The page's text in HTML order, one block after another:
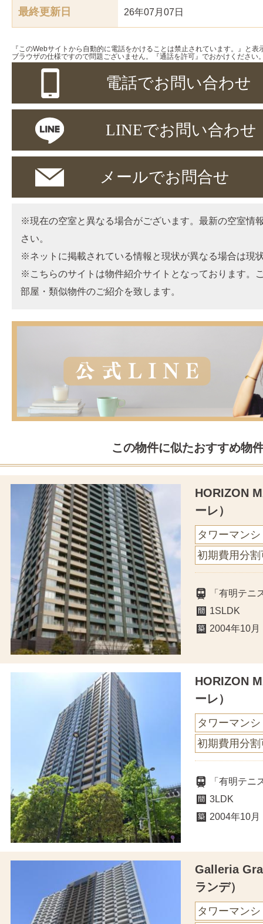
最終更新日 26年07月07日
『このWebサイトから自動的に電話をかけることは禁止されています。』と
ブラウザの仕様ですので問題ございません。『通話を許可』でおかけください
電話でお問い合わせ
LINEでお問い合わせ
メールでお問合せ
※現在の空室と異なる場合がございます。最新の空室情
さい。
※ネットに掲載されている情報と現状が異なる場合は現
※こちらのサイトは物件紹介サイトとなっております。
部屋・類似物件のご紹介を致します。
この物件に似たおすすめ物
HORIZON
ーレ）
タワーマン
初期費用分割
「有明テ
1SLDK
2004年10月
HORIZON
ーレ）
タワーマン
初期費用分割
「有明テ
3LDK
2004年10月
Galleria
ランデ）
タワーマン